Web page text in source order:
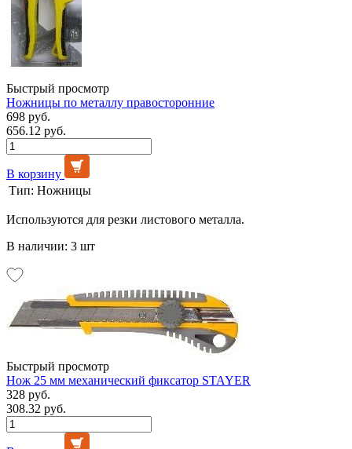
Быстрый просмотр
Ножницы по металлу правосторонние
698 руб.
656.12 руб.
В корзину
Тип: Ножницы
Используются для резки листового металла.
В наличии: 3 шт
Быстрый просмотр
Нож 25 мм механический фиксатор STAYER
328 руб.
308.32 руб.